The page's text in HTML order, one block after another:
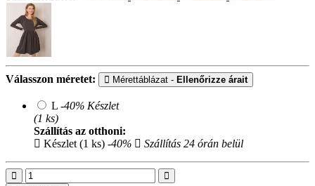
Válasszon méretet: Mérettáblázat - Ellenőrizze árait
L -40% Készlet
(1 ks)
Szállítás az otthoni:
Készlet (1 ks) -40% Szállítás 24 órán belül